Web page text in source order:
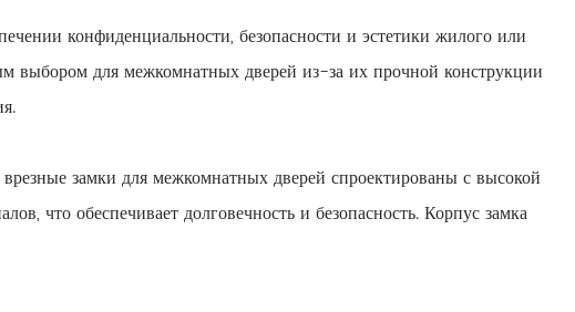
конфиденциальности, безопасности и эстетики жилого или
выбором для межкомнатных дверей из-за их прочной конструкции
замки для межкомнатных дверей спроектированы с высокой
что обеспечивает долговечность и безопасность. Корпус замка